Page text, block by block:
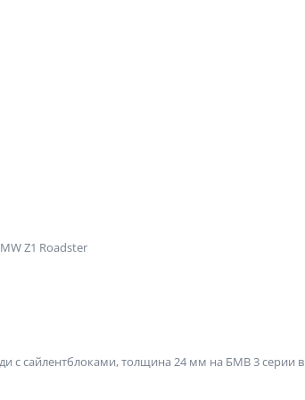
Z1 Roadster
с сайлентблоками, толщина 24 мм на БМВ 3 серии в